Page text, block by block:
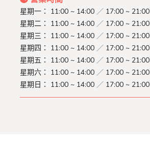
星期一： 11:00 ~ 14:00 ／ 17:00 ~ 21:00
星期二： 11:00 ~ 14:00 ／ 17:00 ~ 21:00
星期三： 11:00 ~ 14:00 ／ 17:00 ~ 21:00
星期四： 11:00 ~ 14:00 ／ 17:00 ~ 21:00
星期五： 11:00 ~ 14:00 ／ 17:00 ~ 21:00
星期六： 11:00 ~ 14:00 ／ 17:00 ~ 21:00
星期日： 11:00 ~ 14:00 ／ 17:00 ~ 21:00